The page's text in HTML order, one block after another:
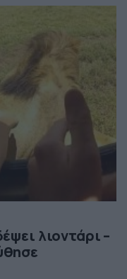
από τους
από […]
λιοντάρι –